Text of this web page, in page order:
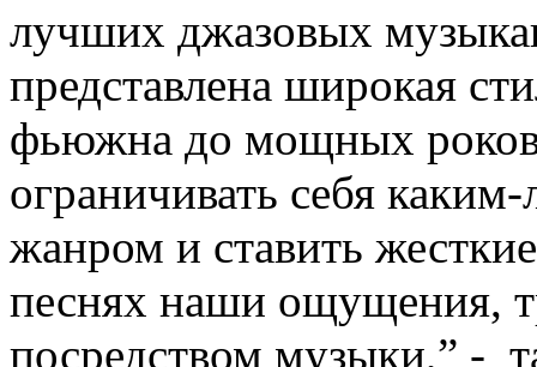
лучших джазовых
представлена широкая
фьюжна до мощных
ограничивать себя
жанром и ставить
песнях наши ощущения,
посредством музыки,” -